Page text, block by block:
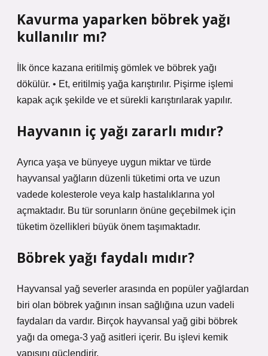
Kavurma yaparken böbrek yağı
kullanılır mı?
İlk önce kazana eritilmiş gömlek ve böbrek yağı
dökülür. • Et, eritilmiş yağa karıştırılır. Pişirme işlemi
kapak açık şekilde ve et sürekli karıştırılarak yapılır.
Hayvanın iç yağı zararlı mıdır?
Ayrıca yaşa ve bünyeye uygun miktar ve türde
hayvansal yağların düzenli tüketimi orta ve uzun
vadede kolesterole veya kalp hastalıklarına yol
açmaktadır. Bu tür sorunların önüne geçebilmek için
tüketim özellikleri büyük önem taşımaktadır.
Böbrek yağı faydalı mıdır?
Hayvansal yağ severler arasında en popüler yağlardan
biri olan böbrek yağının insan sağlığına uzun vadeli
faydaları da vardır. Birçok hayvansal yağ gibi böbrek
yağı da omega-3 yağ asitleri içerir. Bu işlevi kemik
yapısını güçlendirir.